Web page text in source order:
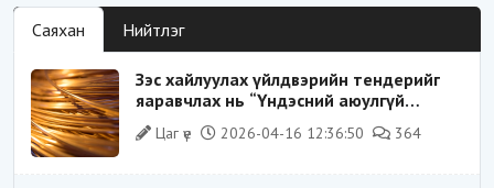
Саяхан Нийтлэг
Зэс хайлуулах үйлдвэрийн тендерийг
яаравчлах нь “Үндэсний аюулгүй
байдал“-д эрсдэлтэй юу?
Цаг үе 2026-04-16 12:36:50 364